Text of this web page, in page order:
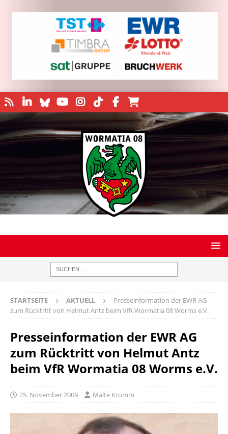
STARTSEITE AKTUELL
Presseinformation der EWR AG
zum Rücktritt von Helmut Antz beim VfR Wormatia 08 Worms e.V.
Presseinformation der EWR AG
zum Rücktritt von Helmut Antz
beim VfR Wormatia 08 Worms e.V.
25. November 2009 Malte Kromm